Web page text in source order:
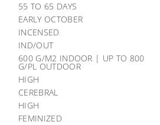
55 TO 65 DAYS
EARLY OCTOBER
INCENSED
IND/OUT
600 G/M2 INDOOR | UP TO 800
G/PL OUTDOOR
HIGH
CEREBRAL
HIGH
FEMINIZED